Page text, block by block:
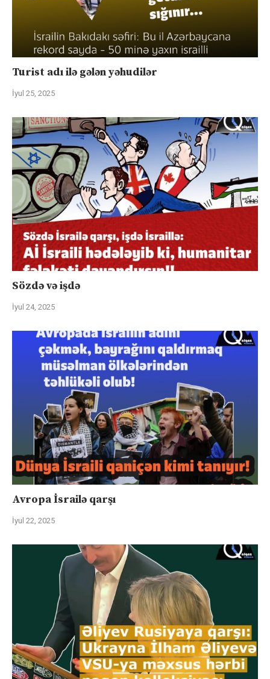
Turist adı ilə gələn yəhudilər
İyul 25, 2025
Sözdə və işdə
İyul 24, 2025
Avropa İsrailə qarşı
İyul 22, 2025